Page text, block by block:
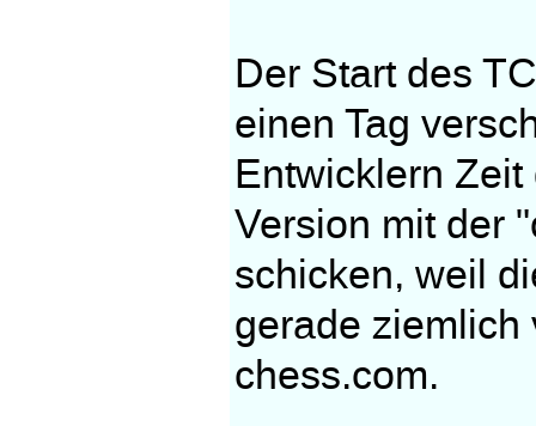
Der Start des
einen Tag
Entwicklern
Version mit der
schicken, weil
gerade
chess.com.